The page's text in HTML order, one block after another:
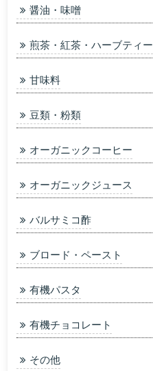
醤油・味噌
煎茶・紅茶・ハーブティー
甘味料
豆類・粉類
オーガニックコーヒー
オーガニックジュース
バルサミコ酢
ブロード・ペースト
有機パスタ
有機チョコレート
その他